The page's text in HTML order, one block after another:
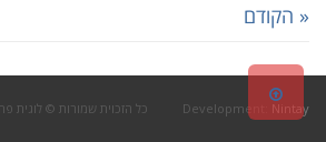
« הקודם
Development: Nintay כל הזכוית שמורות © לוגית גלילה